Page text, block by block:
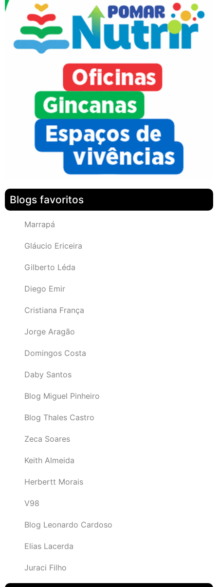
Blogs favoritos
Marrapá
Gláucio Ericeira
Gilberto Léda
Diego Emir
Cristiana França
Jorge Aragão
Domingos Costa
Daby Santos
Blog Miguel Pinheiro
Blog Thales Castro
Zeca Soares
Keith Almeida
Herbertt Morais
V98
Blog Leonardo Cardoso
Elias Lacerda
Juraci Filho